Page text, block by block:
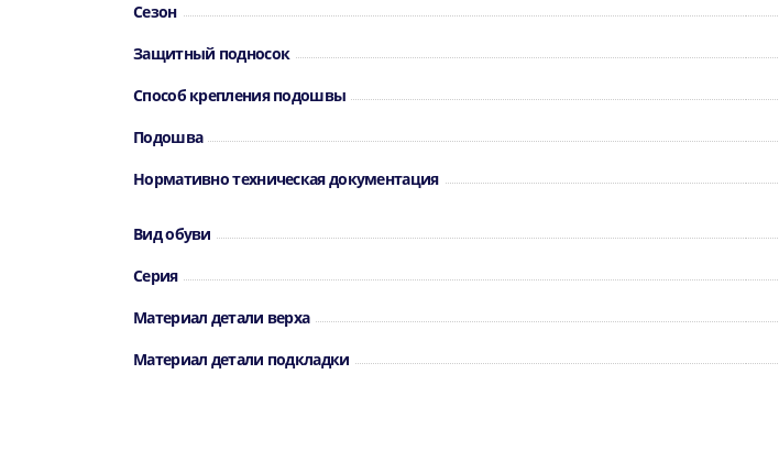
Сезон
Защитный подносок
Способ крепления подошвы
Подошва
Нормативно техническая документация
Вид обуви
Серия
Материал детали верха
Материал детали подкладки